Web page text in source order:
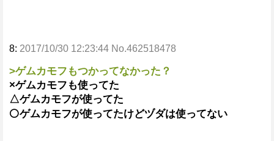
8: 2017/10/30 12:23:44 No.462518478
>ゲムカモフもつかってなかった？
×ゲムカモフも使ってた
△ゲムカモフが使ってた
⚪ゲムカモフが使ってたけどヅダは使ってない